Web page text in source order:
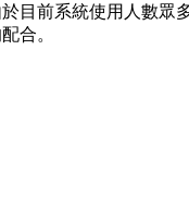
目前系統使用人數眾
合。